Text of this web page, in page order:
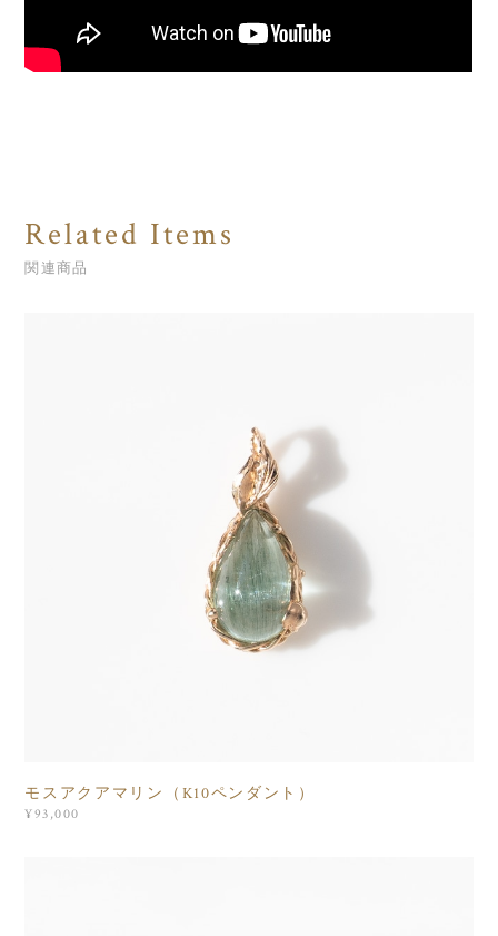
Related Items
関連商品
モスアクアマリン（K10ペンダント）
¥93,000